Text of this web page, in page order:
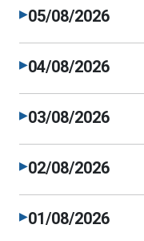
▶05/08/2026
▶04/08/2026
▶03/08/2026
▶02/08/2026
▶01/08/2026